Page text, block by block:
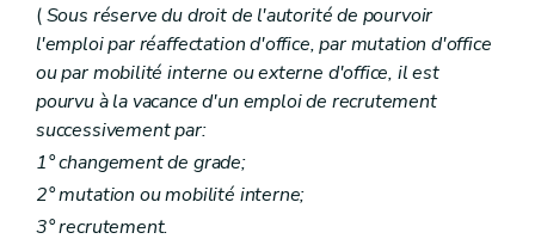
Art. 475
Art. 476
Art. 477
Art. 478
Art. 479
Art. 480
Art. 481
Art. 482
Section II Congé pour présenter sa candidature aux élections à certaines assemblées.
Art. 483
(Sous réserve du droit de l'autorité de pourvoir
l'emploi par réaffectation d'office, par mutation d'office
ou par mobilité interne ou externe d'office, il est
pourvu à la vacance d'un emploi de recrutement
successivement par:
1° changement de grade;
2° mutation ou mobilité interne;
3° recrutement.